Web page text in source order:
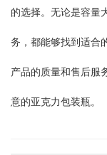
的选择。无论是容量
务，都能够找到适合
产品的质量和售后服
意的亚克力包装瓶。